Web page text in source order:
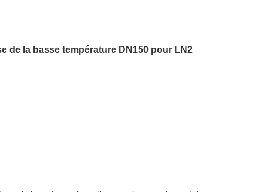
de la basse température DN150 pour LN2